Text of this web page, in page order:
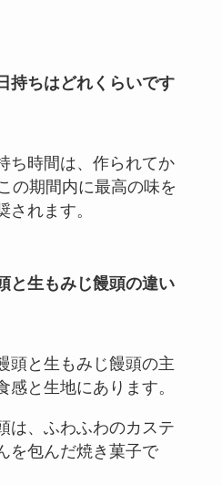
持ちはどれくらいです
ち時間は、作られてか
の期間内に最高の味を
されます。
と生もみじ饅頭の違い
頭と生もみじ饅頭の主
感と生地にあります。
は、ふわふわのカステ
を包んだ焼き菓子で